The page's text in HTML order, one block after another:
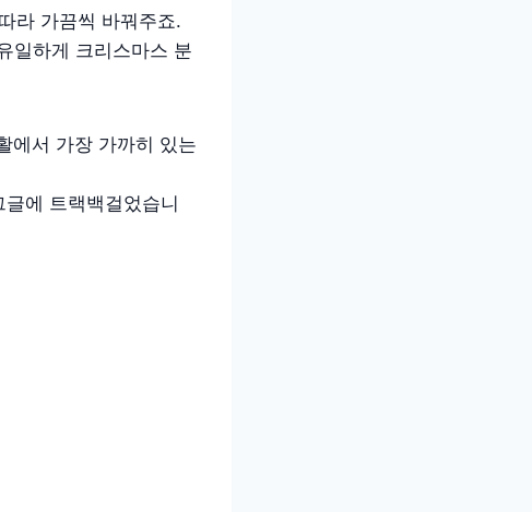
라 가끔씩 바꿔주죠.
일하게 크리스마스 분
에서 가장 가까히 있는
에 트랙백걸었습니